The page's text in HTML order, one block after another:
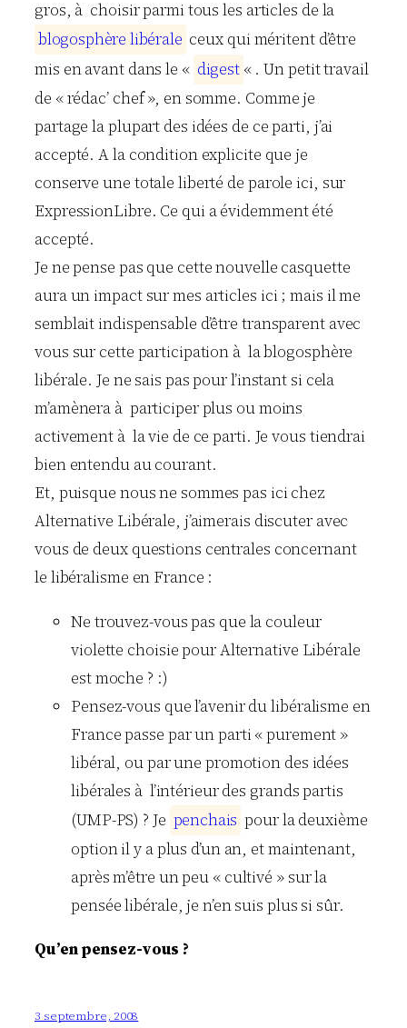
gros, à choisir parmi tous les articles de la
blogosphère libérale ceux qui méritent d’être
mis en avant dans le « digest « . Un petit travail
de « rédac’ chef », en somme. Comme je
partage la plupart des idées de ce parti, j’ai
accepté. A la condition explicite que je
conserve une totale liberté de parole ici, sur
ExpressionLibre. Ce qui a évidemment été
accepté.
Je ne pense pas que cette nouvelle casquette
aura un impact sur mes articles ici ; mais il me
semblait indispensable d’être transparent avec
vous sur cette participation à la blogosphère
libérale. Je ne sais pas pour l’instant si cela
m’amènera à participer plus ou moins
activement à la vie de ce parti. Je vous tiendrai
bien entendu au courant.
Et, puisque nous ne sommes pas ici chez
Alternative Libérale, j’aimerais discuter avec
vous de deux questions centrales concernant
le libéralisme en France :
Ne trouvez-vous pas que la couleur
violette choisie pour Alternative Libérale
est moche ? :)
Pensez-vous que l’avenir du libéralisme en
France passe par un parti « purement »
libéral, ou par une promotion des idées
libérales à l’intérieur des grands partis
(UMP-PS) ? Je penchais pour la deuxième
option il y a plus d’un an, et maintenant,
après m’être un peu « cultivé » sur la
pensée libérale, je n’en suis plus si sûr.
Qu’en pensez-vous ?
3 septembre, 2008